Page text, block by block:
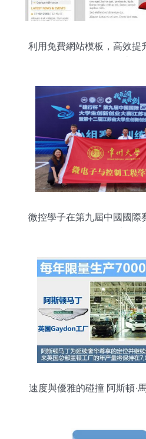
利用免費網站模板，高效提
微控學子在第九屆中國國際
速度與優雅的碰撞 阿斯頓·